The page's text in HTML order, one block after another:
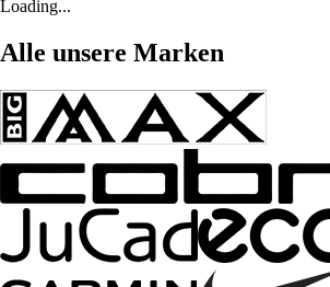
Loading...
Alle unsere Marken